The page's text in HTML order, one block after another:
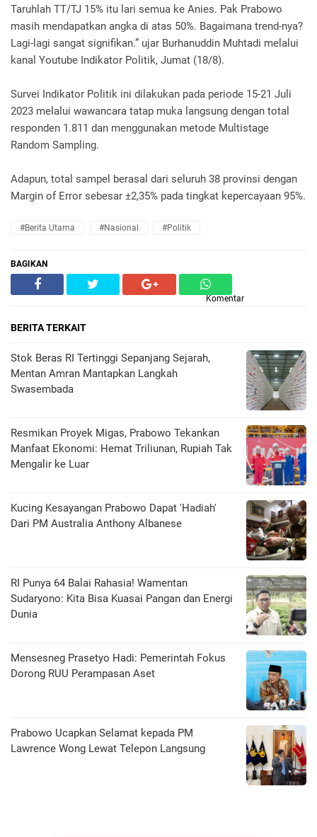
Taruhlah TT/TJ 15% itu lari semua ke Anies. Pak Prabowo
masih mendapatkan angka di atas 50%. Bagaimana trend-nya?
Lagi-lagi sangat signifikan.” ujar Burhanuddin Muhtadi melalui
kanal Youtube Indikator Politik, Jumat (18/8).
Survei Indikator Politik ini dilakukan pada periode 15-21 Juli
2023 melalui wawancara tatap muka langsung dengan total
responden 1.811 dan menggunakan metode Multistage
Random Sampling.
Adapun, total sampel berasal dari seluruh 38 provinsi dengan
Margin of Error sebesar ±2,35% pada tingkat kepercayaan 95%.
#Berita Utama #Nasional #Politik
BAGIKAN
Komentar
BERITA TERKAIT
Stok Beras RI Tertinggi Sepanjang Sejarah,
Mentan Amran Mantapkan Langkah
Swasembada
Resmikan Proyek Migas, Prabowo Tekankan
Manfaat Ekonomi: Hemat Triliunan, Rupiah Tak
Mengalir ke Luar
Kucing Kesayangan Prabowo Dapat 'Hadiah'
Dari PM Australia Anthony Albanese
RI Punya 64 Balai Rahasia! Wamentan
Sudaryono: Kita Bisa Kuasai Pangan dan Energi
Dunia
Mensesneg Prasetyo Hadi: Pemerintah Fokus
Dorong RUU Perampasan Aset
Prabowo Ucapkan Selamat kepada PM
Lawrence Wong Lewat Telepon Langsung